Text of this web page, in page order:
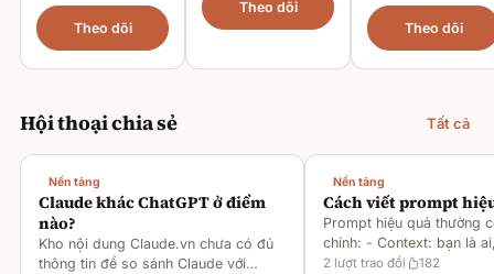
Theo dõi
Theo dõi
Theo dõi
Hội thoại chia sẻ Tất cả
Nền tảng
Claude khác ChatGPT ở điểm
nào?
Kho nội dung Claude.vn chưa có đủ
thông tin để so sánh Claude với
Nền tảng
Cách viết prompt
Prompt hiệu quả thường
chính: - Context: bạn là
gì [1][2][6] - Task: muốn
2 lượt trao đổi 182